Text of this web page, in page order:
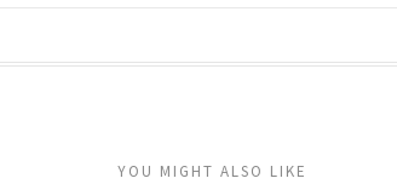
YOU MIGHT ALSO LIKE